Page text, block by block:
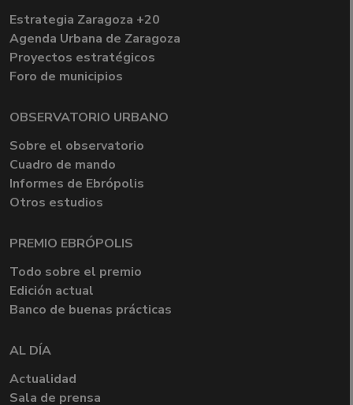
Estrategia Zaragoza +20
Agenda Urbana de Zaragoza
Proyectos estratégicos
Foro de municipios
OBSERVATORIO URBANO
Sobre el observatorio
Cuadro de mando
Informes de Ebrópolis
Otros estudios
PREMIO EBRÓPOLIS
Todo sobre el premio
Edición actual
Banco de buenas prácticas
AL DÍA
Actualidad
Sala de prensa